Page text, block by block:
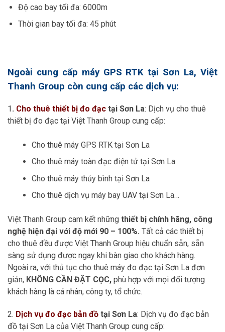
Độ cao bay tối đa: 6000m
Thời gian bay tối đa: 45 phút
Ngoài cung cấp máy GPS RTK tại Sơn La, Việt
Thanh Group còn cung cấp các dịch vụ:
1. Cho thuê thiết bị đo đạc tại Sơn La: Dịch vụ cho thuê
thiết bị đo đạc tại Việt Thanh Group cung cấp:
Cho thuê máy GPS RTK tại Sơn La
Cho thuê máy toàn đạc điện tử tại Sơn La
Cho thuê máy thủy bình tại Sơn La
Cho thuê dịch vụ máy bay UAV tại Sơn La…
Việt Thanh Group cam kết những thiết bị chính hãng, công
nghệ hiện đại với độ mới 90 – 100%. Tất cả các thiết bị
cho thuê đều được Việt Thanh Group hiệu chuẩn sẵn, sẵn
sàng sử dụng được ngay khi bàn giao cho khách hàng.
Ngoài ra, với thủ tục cho thuê máy đo đạc tại Sơn La đơn
giản, KHÔNG CẦN ĐẶT CỌC, phù hợp với mọi đối tượng
khách hàng là cá nhân, công ty, tổ chức.
2. Dịch vụ đo đạc bản đồ tại Sơn La: Dịch vụ đo đạc bản
đồ tại Sơn La của Việt Thanh Group cung cấp: